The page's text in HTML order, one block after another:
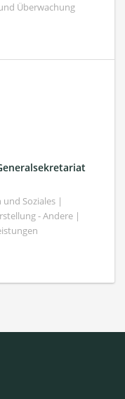
Überwachung
Soziales |
- Andere |